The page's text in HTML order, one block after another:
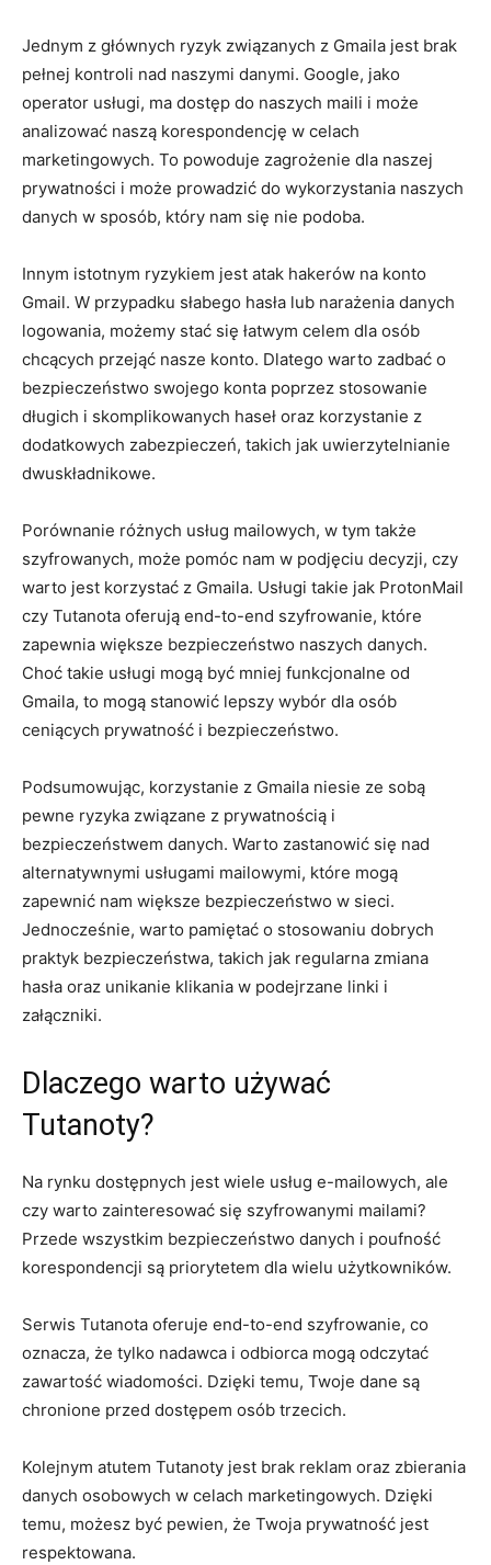
Jednym z głównych ryzyk związanych z Gmaila jest brak
pełnej kontroli nad naszymi danymi. Google, jako
operator usługi, ma dostęp do naszych maili i może
analizować naszą korespondencję w celach
marketingowych. To powoduje zagrożenie dla naszej
prywatności i może prowadzić do wykorzystania naszych
danych w sposób, który nam się nie podoba.
Innym istotnym ryzykiem jest atak hakerów na konto
Gmail. W przypadku słabego hasła lub narażenia danych
logowania, możemy stać się łatwym celem dla osób
chcących przejąć nasze konto. Dlatego warto zadbać o
bezpieczeństwo swojego konta poprzez stosowanie
długich i skomplikowanych haseł oraz korzystanie z
dodatkowych zabezpieczeń, takich jak uwierzytelnianie
dwuskładnikowe.
Porównanie różnych usług mailowych, w tym także
szyfrowanych, może pomóc nam w podjęciu decyzji, czy
warto jest korzystać z Gmaila. Usługi takie jak ProtonMail
czy Tutanota oferują end-to-end szyfrowanie, które
zapewnia większe bezpieczeństwo naszych danych.
Choć takie usługi mogą być mniej funkcjonalne od
Gmaila, to mogą stanowić lepszy wybór dla osób
ceniących prywatność i bezpieczeństwo.
Podsumowując, korzystanie z Gmaila niesie ze sobą
pewne ryzyka związane z prywatnością i
bezpieczeństwem danych. Warto zastanowić się nad
alternatywnymi usługami mailowymi, które mogą
zapewnić nam większe bezpieczeństwo w sieci.
Jednocześnie, warto pamiętać o stosowaniu dobrych
praktyk bezpieczeństwa, takich jak regularna zmiana
hasła oraz unikanie klikania w podejrzane linki i
załączniki.
Dlaczego warto używać
Tutanoty?
Na rynku dostępnych jest wiele usług e-mailowych, ale
czy warto zainteresować się szyfrowanymi mailami?
Przede wszystkim bezpieczeństwo danych i poufność
korespondencji są priorytetem dla wielu użytkowników.
Serwis Tutanota oferuje end-to-end szyfrowanie, co
oznacza, że tylko nadawca i odbiorca mogą odczytać
zawartość wiadomości. Dzięki temu, Twoje dane są
chronione przed dostępem osób trzecich.
Kolejnym atutem Tutanoty jest brak reklam oraz zbierania
danych osobowych w celach marketingowych. Dzięki
temu, możesz być pewien, że Twoja prywatność jest
respektowana.